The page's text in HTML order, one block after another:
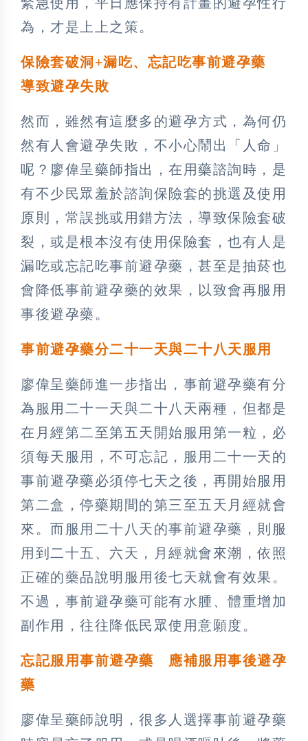
為，才是上上之策。
保險套破洞+漏吃、忘記吃事前避孕藥
導致避孕失敗
然而，雖然有這麼多的避孕方式，為何仍
然有人會避孕失敗，不小心鬧出「人命」
呢？廖偉呈藥師指出，在用藥諮詢時，是
有不少民眾羞於諮詢保險套的挑選及使用
原則，常誤挑或用錯方法，導致保險套破
裂，或是根本沒有使用保險套，也有人是
漏吃或忘記吃事前避孕藥，甚至是抽菸也
會降低事前避孕藥的效果，以致會再服用
事後避孕藥。
事前避孕藥分二十一天與二十八天服用
廖偉呈藥師進一步指出，事前避孕藥有分
為服用二十一天與二十八天兩種，但都是
在月經第二至第五天開始服用第一粒，必
須每天服用，不可忘記，服用二十一天的
事前避孕藥必須停七天之後，再開始服用
第二盒，停藥期間的第三至五天月經就會
來。而服用二十八天的事前避孕藥，則服
用到二十五、六天，月經就會來潮，依照
正確的藥品說明服用後七天就會有效果。
不過，事前避孕藥可能有水腫、體重增加
副作用，往往降低民眾使用意願度。
忘記服用事前避孕藥 應補服用事後避孕
藥
廖偉呈藥師說明，很多人選擇事前避孕藥